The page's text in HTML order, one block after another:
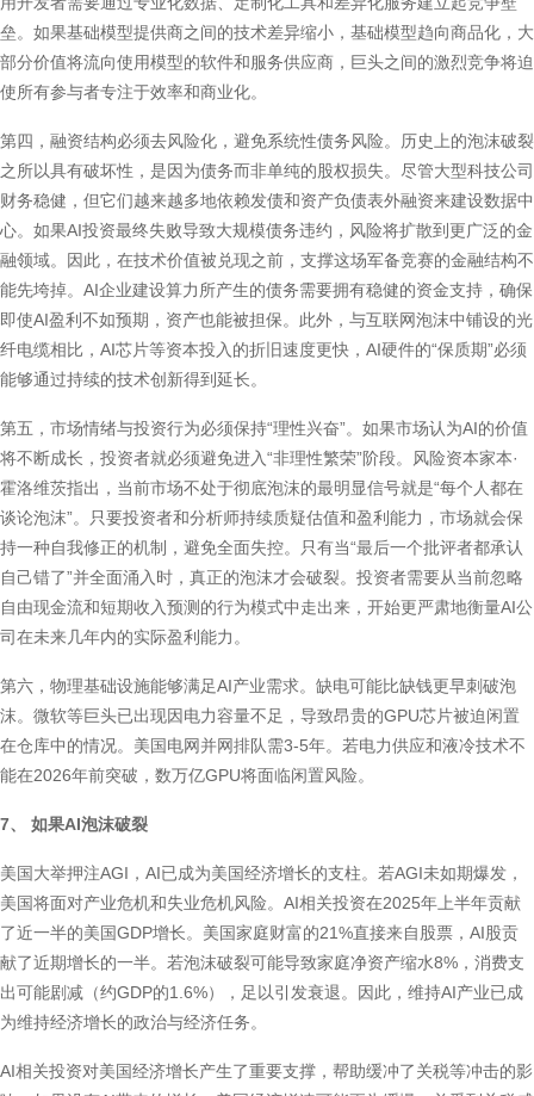
垒。如果基础模型提供商之间的技术差异缩小，基础模型趋向商品化，大
部分价值将流向使用模型的软件和服务供应商，巨头之间的激烈竞争将迫
使所有参与者专注于效率和商业化。
第四，融资结构必须去风险化，避免系统性债务风险。历史上的泡沫破裂
之所以具有破坏性，是因为债务而非单纯的股权损失。尽管大型科技公司
财务稳健，但它们越来越多地依赖发债和资产负债表外融资来建设数据中
心。如果AI投资最终失败导致大规模债务违约，风险将扩散到更广泛的金
融领域。因此，在技术价值被兑现之前，支撑这场军备竞赛的金融结构不
能先垮掉。AI企业建设算力所产生的债务需要拥有稳健的资金支持，确保
即使AI盈利不如预期，资产也能被担保。此外，与互联网泡沫中铺设的光
纤电缆相比，AI芯片等资本投入的折旧速度更快，AI硬件的“保质期”必须
能够通过持续的技术创新得到延长。
第五，市场情绪与投资行为必须保持“理性兴奋”。如果市场认为AI的价值
将不断成长，投资者就必须避免进入“非理性繁荣”阶段。风险资本家本·
霍洛维茨指出，当前市场不处于彻底泡沫的最明显信号就是“每个人都在
谈论泡沫”。只要投资者和分析师持续质疑估值和盈利能力，市场就会保
持一种自我修正的机制，避免全面失控。只有当“最后一个批评者都承认
自己错了”并全面涌入时，真正的泡沫才会破裂。投资者需要从当前忽略
自由现金流和短期收入预测的行为模式中走出来，开始更严肃地衡量AI公
司在未来几年内的实际盈利能力。
第六，物理基础设施能够满足AI产业需求。缺电可能比缺钱更早刺破泡
沫。微软等巨头已出现因电力容量不足，导致昂贵的GPU芯片被迫闲置
在仓库中的情况。美国电网并网排队需3-5年。若电力供应和液冷技术不
能在2026年前突破，数万亿GPU将面临闲置风险。
7、 如果AI泡沫破裂
美国大举押注AGI，AI已成为美国经济增长的支柱。若AGI未如期爆发，
美国将面对产业危机和失业危机风险。AI相关投资在2025年上半年贡献
了近一半的美国GDP增长。美国家庭财富的21%直接来自股票，AI股贡
献了近期增长的一半。若泡沫破裂可能导致家庭净资产缩水8%，消费支
出可能剧减（约GDP的1.6%），足以引发衰退。因此，维持AI产业已成
为维持经济增长的政治与经济任务。
AI相关投资对美国经济增长产生了重要支撑，帮助缓冲了关税等冲击的影